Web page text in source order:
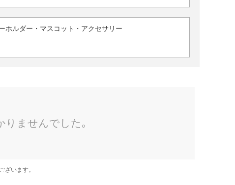
ホルダー・マスコット・アクセサリー